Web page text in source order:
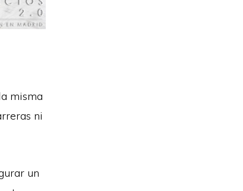
misma
ni
un